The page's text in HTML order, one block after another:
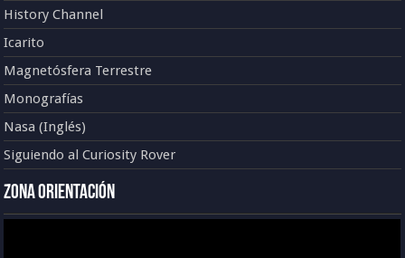
History Channel
Icarito
Magnetósfera Terrestre
Monografías
Nasa (Inglés)
Siguiendo al Curiosity Rover
Zona Orientación